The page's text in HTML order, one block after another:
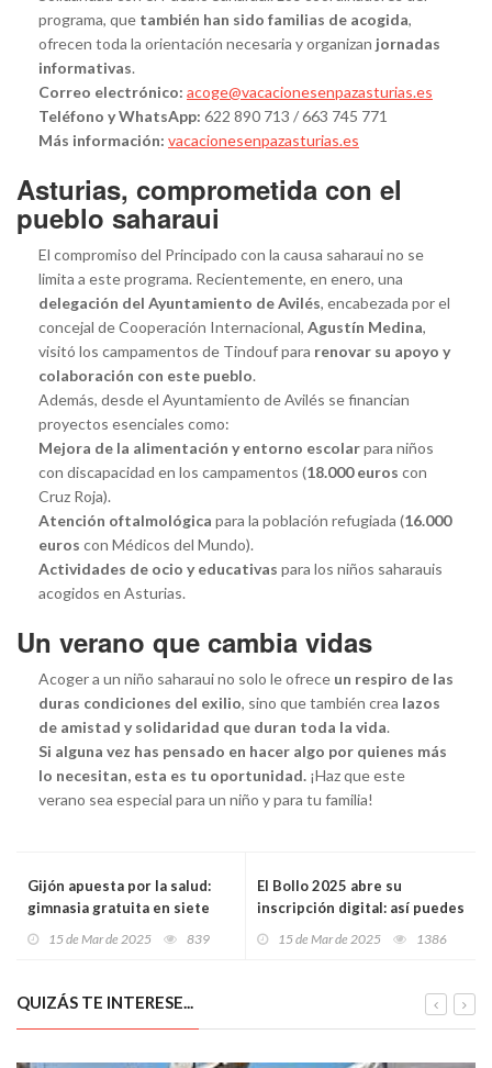
programa, que también han sido familias de acogida,
ofrecen toda la orientación necesaria y organizan jornadas
informativas.
Correo electrónico: acoge@vacacionesenpazasturias.es
Teléfono y WhatsApp: 622 890 713 / 663 745 771
Más información: vacacionesenpazasturias.es
Asturias, comprometida con el
pueblo saharaui
El compromiso del Principado con la causa saharaui no se
limita a este programa. Recientemente, en enero, una
delegación del Ayuntamiento de Avilés, encabezada por el
concejal de Cooperación Internacional, Agustín Medina,
visitó los campamentos de Tindouf para renovar su apoyo y
colaboración con este pueblo.
Además, desde el Ayuntamiento de Avilés se financian
proyectos esenciales como:
Mejora de la alimentación y entorno escolarpara niños
con discapacidad en los campamentos (18.000 euros con
Cruz Roja).
Atención oftalmológica para la población refugiada (16.000
euros con Médicos del Mundo).
Actividades de ocio y educativas para los niños saharauis
acogidos en Asturias.
Un verano que cambia vidas
Acoger a un niño saharaui no solo le ofrece un respiro de las
duras condiciones del exilio, sino que también crea lazos
de amistad y solidaridad que duran toda la vida.
Si alguna vez has pensado en hacer algo por quienes más
lo necesitan, esta es tu oportunidad. ¡Haz que este
verano sea especial para un niño y para tu familia!
Gijón apuesta por la salud:
gimnasia gratuita en siete
15 de Mar de 2025 839
El Bollo 2025 abre su
inscripción digital: así puedes
15 de Mar de 2025 1386
QUIZÁS TE INTERESE...